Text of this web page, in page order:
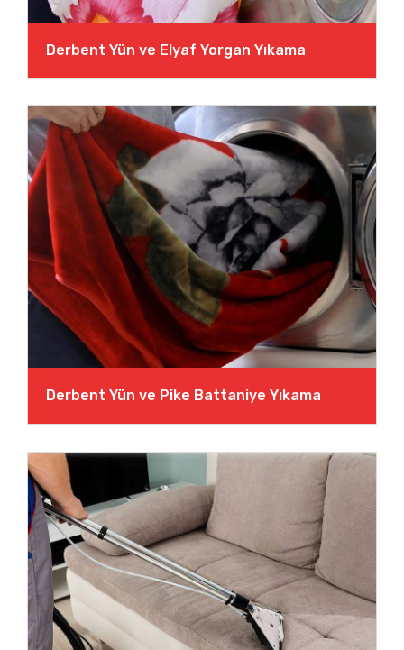
Derbent Yün ve Elyaf Yorgan Yıkama
Derbent Yün ve Pike Battaniye Yıkama